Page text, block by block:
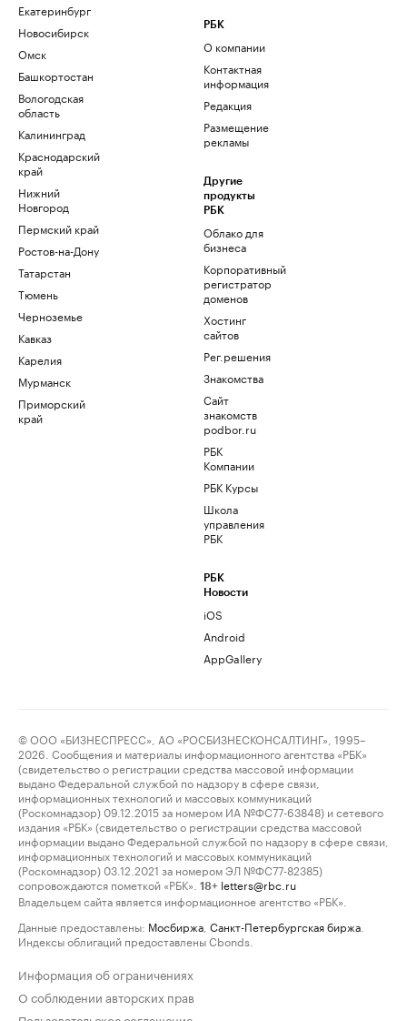
Екатеринбург
Новосибирск
Омск
Башкортостан
Вологодская
область
Калининград
Краснодарский
край
Нижний
Новгород
Пермский край
Ростов-на-Дону
Татарстан
Тюмень
Черноземье
Кавказ
Карелия
Мурманск
Приморский
край
РБК
О компании
Контактная
информация
Редакция
Размещение
рекламы
Другие
продукты
РБК
Облако для
бизнеса
Корпоративный
регистратор
доменов
Хостинг
сайтов
Рег.решения
Знакомства
Сайт
знакомств
podbor.ru
РБК
Компании
РБК Курсы
Школа
управления
РБК
РБК
Новости
iOS
Android
AppGallery
© ООО «БИЗНЕСПРЕСС», АО «РОСБИЗНЕСКОНСАЛТИНГ», 1995–
2026. Сообщения и материалы информационного агентства «РБК»
(свидетельство о регистрации средства массовой информации
выдано Федеральной службой по надзору в сфере связи,
информационных технологий и массовых коммуникаций
(Роскомнадзор) 09.12.2015 за номером ИА №ФС77-63848) и сетевого
издания «РБК» (свидетельство о регистрации средства массовой
информации выдано Федеральной службой по надзору в сфере связи,
информационных технологий и массовых коммуникаций
(Роскомнадзор) 03.12.2021 за номером ЭЛ №ФС77-82385)
сопровождаются пометкой «РБК».
18+ letters@rbc.ru
Владельцем сайта является информационное агентство «РБК».
Данные предоставлены: Мосбиржа Санкт-Петербургская биржа
Индексы облигаций предоставлены Cbonds.
Информация об ограничениях
О соблюдении авторских прав